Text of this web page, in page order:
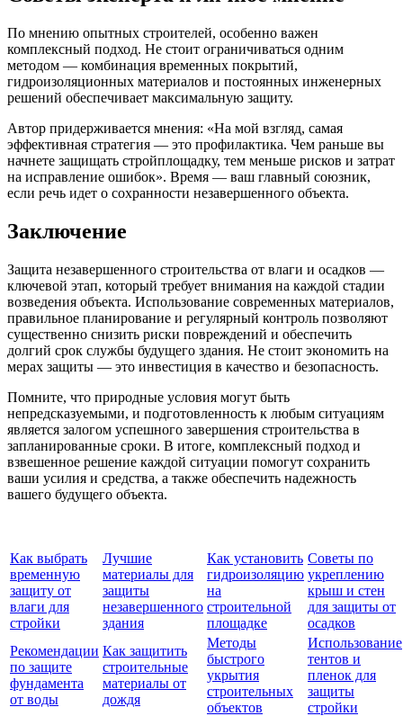
По мнению опытных строителей, особенно важен
комплексный подход. Не стоит ограничиваться одним
методом — комбинация временных покрытий,
гидроизоляционных материалов и постоянных инженерных
решений обеспечивает максимальную защиту.
Автор придерживается мнения: «На мой взгляд, самая
эффективная стратегия — это профилактика. Чем раньше вы
начнете защищать стройплощадку, тем меньше рисков и затрат
на исправление ошибок». Время — ваш главный союзник,
если речь идет о сохранности незавершенного объекта.
Заключение
Защита незавершенного строительства от влаги и осадков —
ключевой этап, который требует внимания на каждой стадии
возведения объекта. Использование современных материалов,
правильное планирование и регулярный контроль позволяют
существенно снизить риски повреждений и обеспечить
долгий срок службы будущего здания. Не стоит экономить на
мерах защиты — это инвестиция в качество и безопасность.
Помните, что природные условия могут быть
непредсказуемыми, и подготовленность к любым ситуациям
является залогом успешного завершения строительства в
запланированные сроки. В итоге, комплексный подход и
взвешенное решение каждой ситуации помогут сохранить
ваши усилия и средства, а также обеспечить надежность
вашего будущего объекта.
Как выбрать
временную
защиту от
влаги для
стройки
Лучшие
материалы для
защиты
незавершенного
здания
Как установить
гидроизоляцию
на
строительной
площадке
Советы по
укреплению
крыш и стен
для защиты от
осадков
Рекомендации
по защите
фундамента
от воды
Как защитить
строительные
материалы от
дождя
Методы
быстрого
укрытия
строительных
объектов
Использование
тентов и
пленок для
защиты
стройки